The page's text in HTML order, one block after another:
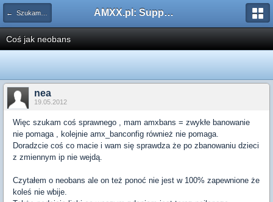
← Szukam pluginu AMXX.pl: Support AMX Mod X i SourceMod
Coś jak neobans
nea
19.05.2012
Więc szukam coś sprawnego , mam amxbans = zwykłe banowanie
nie pomaga , kolejnie amx_banconfig również nie pomaga.
Doradzcie coś co macie i wam się sprawdza że po zbanowaniu dzieci
z zmiennym ip nie wejdą.
Czytałem o neobans ale on też ponoć nie jest w 100% zapewnione że
koleś nie wbije.